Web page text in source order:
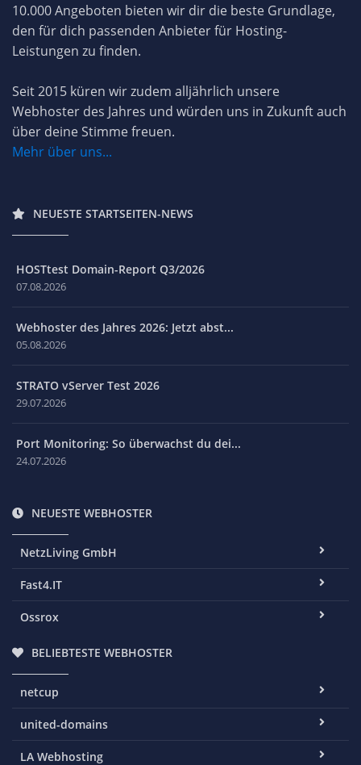
10.000 Angeboten bieten wir dir die beste Grundlage,
den für dich passenden Anbieter für Hosting-
Leistungen zu finden.
Seit 2015 küren wir zudem alljährlich unsere
Webhoster des Jahres und würden uns in Zukunft auch
über deine Stimme freuen.
Mehr über uns...
NEUESTE STARTSEITEN-NEWS
HOSTtest Domain-Report Q3/2026
07.08.2026
Webhoster des Jahres 2026: Jetzt abst...
05.08.2026
STRATO vServer Test 2026
29.07.2026
Port Monitoring: So überwachst du dei...
24.07.2026
NEUESTE WEBHOSTER
NetzLiving GmbH
Fast4.IT
Ossrox
BELIEBTESTE WEBHOSTER
netcup
united-domains
LA Webhosting